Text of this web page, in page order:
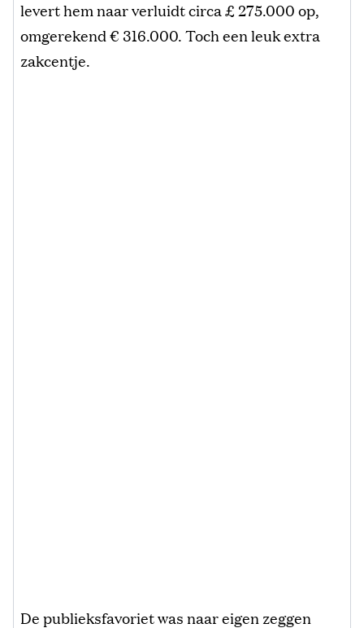
levert hem naar verluidt circa £ 275.000 op,
omgerekend € 316.000. Toch een leuk extra
zakcentje.
De publieksfavoriet was naar eigen zeggen